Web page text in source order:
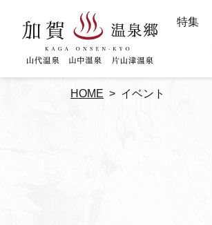
特集
HOME イベント